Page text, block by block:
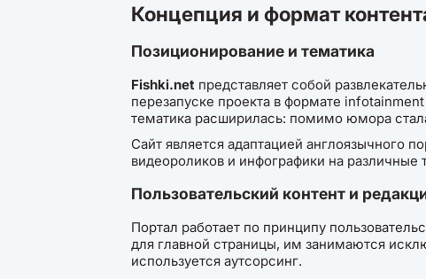
Концепция и формат
Позиционирование и тематика
Fishki.net представляет собой
перезапуске проекта в формате
тематика расширилась: помимо юмора
Сайт является адаптацией англоязычного
видеороликов и инфографики на различные
Пользовательский контент и
Портал работает по принципу
для главной страницы, им занимаются
используется аутсорсинг.